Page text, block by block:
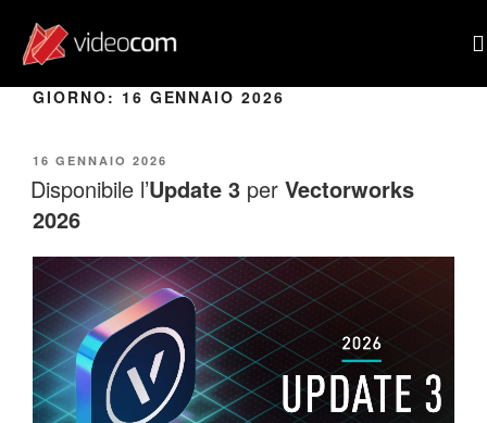
GIORNO: 16 GENNAIO 2026
16 GENNAIO 2026
Disponibile l’Update 3 per Vectorworks
2026